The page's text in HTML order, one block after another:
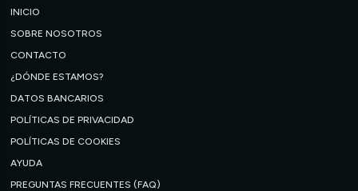
INICIO
SOBRE NOSOTROS
CONTACTO
¿DÓNDE ESTAMOS?
DATOS BANCARIOS
POLÍTICAS DE PRIVACIDAD
POLÍTICAS DE COOKIES
AYUDA
PREGUNTAS FRECUENTES (FAQ)